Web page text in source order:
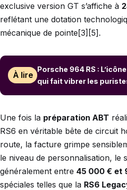
exclusive version GT s’affiche à
reflétant une dotation
mécanique de pointe[3][5].
À lire
Porsche 964 RS :
qui fait vibrer les
Une fois la préparation ABT
RS6 en véritable bête de circuit
route, la facture grimpe
le niveau de personnalisation, le
généralement entre 45 000 € et
spéciales telles que la RS6